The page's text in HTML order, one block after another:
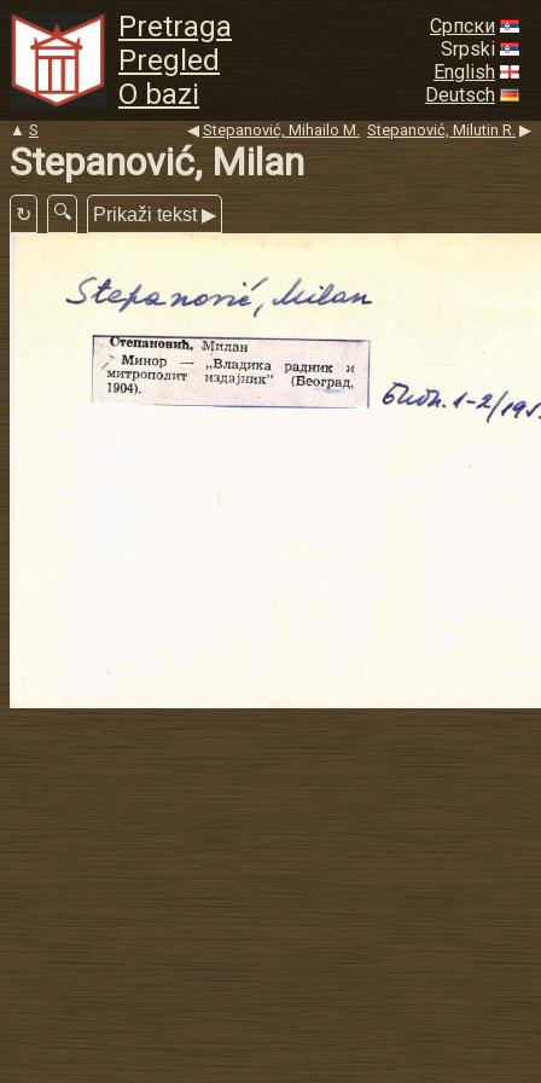
Pretraga
Pregled
O bazi
Српски
Srpski
English
Deutsch
▲ S ◀ Stepanović, Mihailo M. Stepanović, Milutin R. ▶
Stepanović, Milan